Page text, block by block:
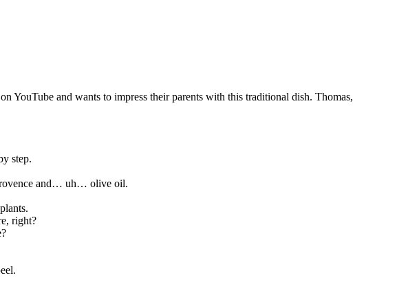
YouTube and wants to impress their parents with this traditional dish. Thomas,
step.
and… uh… olive oil.
right?